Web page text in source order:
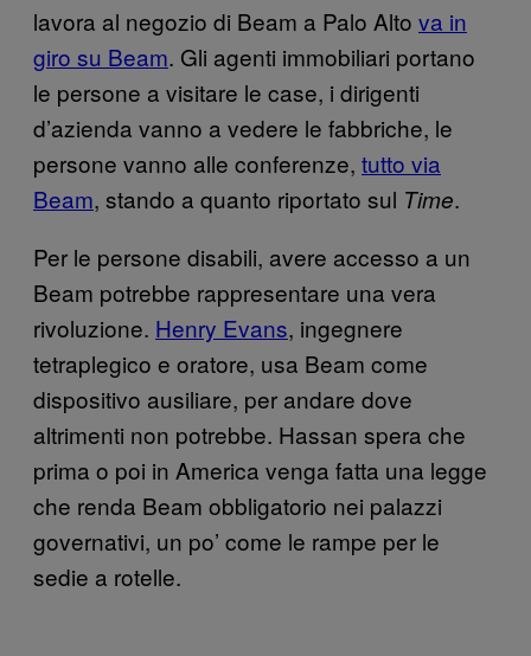
lavora al negozio di Beam a Palo Alto va in
giro su Beam. Gli agenti immobiliari portano
le persone a visitare le case, i dirigenti
d’azienda vanno a vedere le fabbriche, le
persone vanno alle conferenze, tutto via
Beam, stando a quanto riportato sul Time.
Per le persone disabili, avere accesso a un
Beam potrebbe rappresentare una vera
rivoluzione. Henry Evans, ingegnere
tetraplegico e oratore, usa Beam come
dispositivo ausiliare, per andare dove
altrimenti non potrebbe. Hassan spera che
prima o poi in America venga fatta una legge
che renda Beam obbligatorio nei palazzi
governativi, un po’ come le rampe per le
sedie a rotelle.